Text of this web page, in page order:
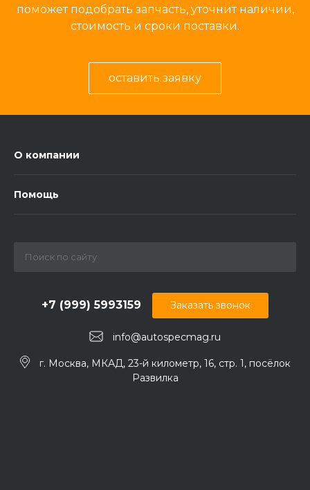
поможет подобрать запчасть, уточнит наличии,
стоимость и сроки поставки.
оставить заявку
О компании
Помощь
+7 (999) 5993159
info@autospecmag.ru
Заказать звонок
г. Москва, МКАД, 23-й километр, 16, стр. 1, посёлок
Развилка